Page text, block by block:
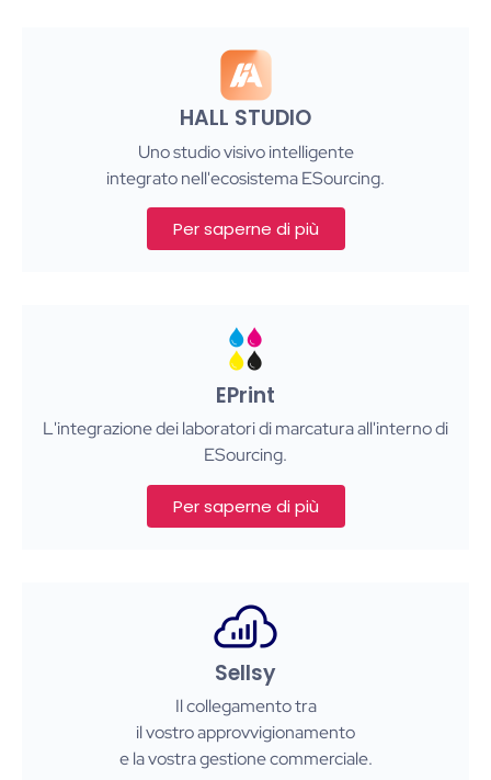
HALL STUDIO
Uno studio visivo intelligente
integrato nell'ecosistema ESourcing.
Per saperne di più
EPrint
L'integrazione dei laboratori di marcatura all'interno di
ESourcing.
Per saperne di più
Sellsy
Il collegamento tra
il vostro approvvigionamento
e la vostra gestione commerciale.